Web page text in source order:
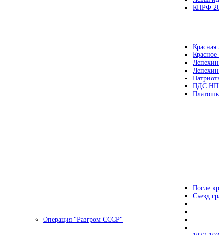
КПРФ
Красная
ПДС
После
Съезд
Операция "Разгром СССР"